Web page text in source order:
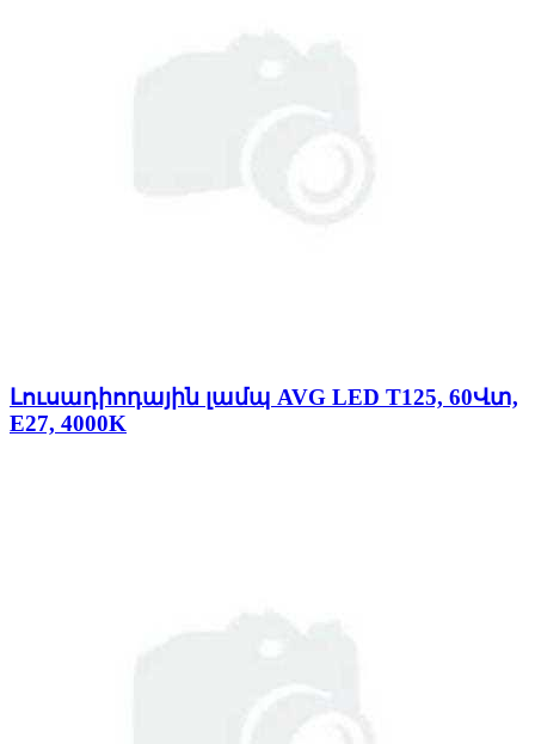
Լուսադիոդային լամպ AVG LED T125, 60Վտ,
E27, 4000K